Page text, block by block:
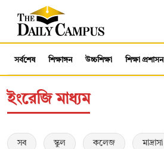
সর্বশেষ শিক্ষাঙ্গন উচ্চশিক্ষা শিক্ষা প্রশাসন
ইংরেজি মাধ্যম
সব স্কুল কলেজ মাদ্রাসা